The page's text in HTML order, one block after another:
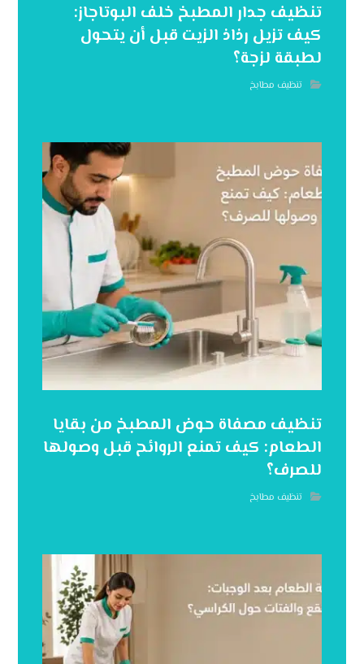
تنظيف جدار المطبخ خلف البوتاجاز:
كيف تزيل رذاذ الزيت قبل أن يتحول
لطبقة لزجة؟
تنظيف مطابخ
تنظيف مصفاة حوض المطبخ من بقايا
الطعام: كيف تمنع الروائح قبل وصولها
للصرف؟
تنظيف مطابخ